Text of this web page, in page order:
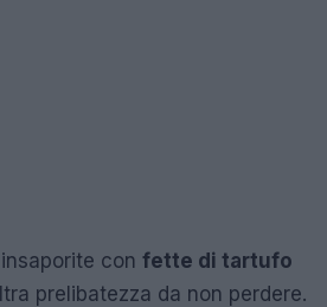
con fette di tartufo
prelibatezza da non perdere.